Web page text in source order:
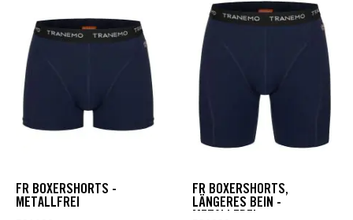
FR BOXERSHORTS -
METALLFREI
FR BOXERSHORTS,
LÄNGERES BEIN -